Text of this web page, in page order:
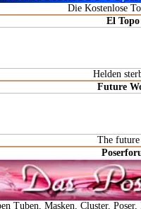
Die Kostenlose
El
Helden
Future
The
Tuben, Masken, Cluster,